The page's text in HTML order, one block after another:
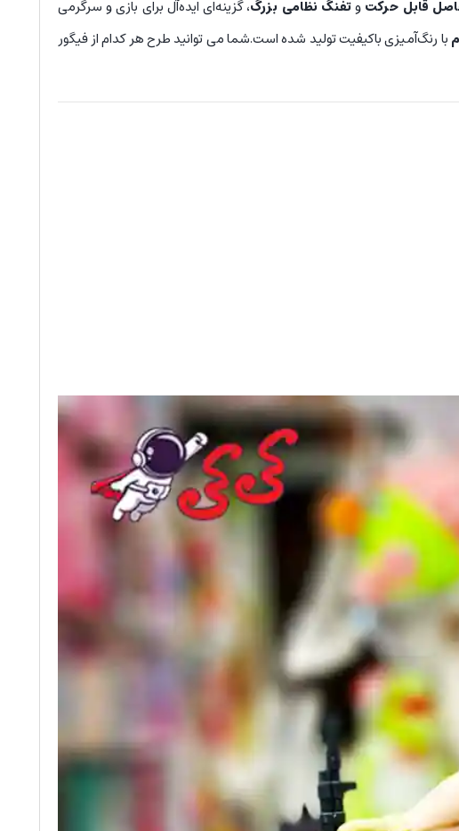
قابل حرکت وتفنگ نظامی بزرگ، گزینه‌ای ایده‌آل برای بازی و سرگرمی
با رنگ‌آمیزی باکیفیت تولید شده است.شما می توانید طرح هر کدام از فیگور